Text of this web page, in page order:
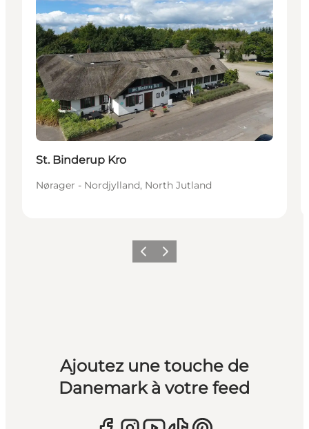
St. Binderup Kro
Nørager - Nordjylland, North Jutland
PrécédentSuivant
Ajoutez une touche de
Danemark à votre feed